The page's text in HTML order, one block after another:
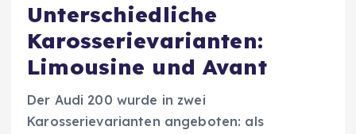
Unterschiedliche
Karosserievarianten:
Limousine und Avant
Der Audi 200 wurde in zwei
Karosserievarianten angeboten: als